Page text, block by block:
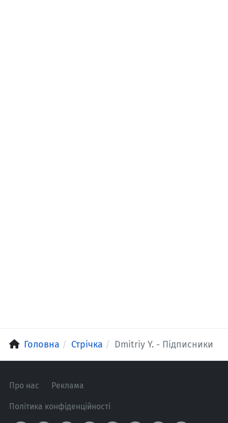
Головна Стрічка Dmitriy Y. - Підписники
Про нас Реклама
Політика конфіденційності